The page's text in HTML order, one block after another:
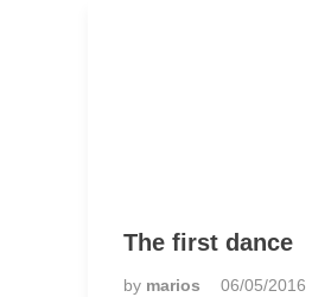
The first dance
by marios 06/05/2016